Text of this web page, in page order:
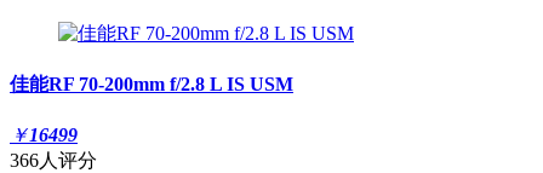
佳能RF 70-200mm f/2.8 L IS USM
￥16499
366人评分